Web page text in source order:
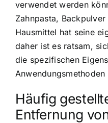
verwendet werden
Zahnpasta,
Hausmittel hat seine
daher ist es ratsam,
die spezifischen
Häufig
Entfernung